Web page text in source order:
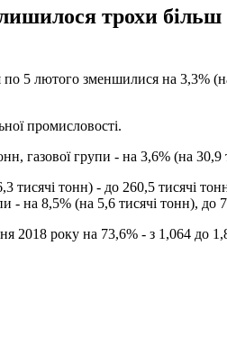
трохи
по 5 лютого зменшилися на 3,3%
промисловості.
газової групи - на 3,6% (на 30,9
тонн) - до 260,5 тисячі
- на 8,5% (на 5,6 тисячі тонн), до
2018 року на 73,6% - з 1,064 до